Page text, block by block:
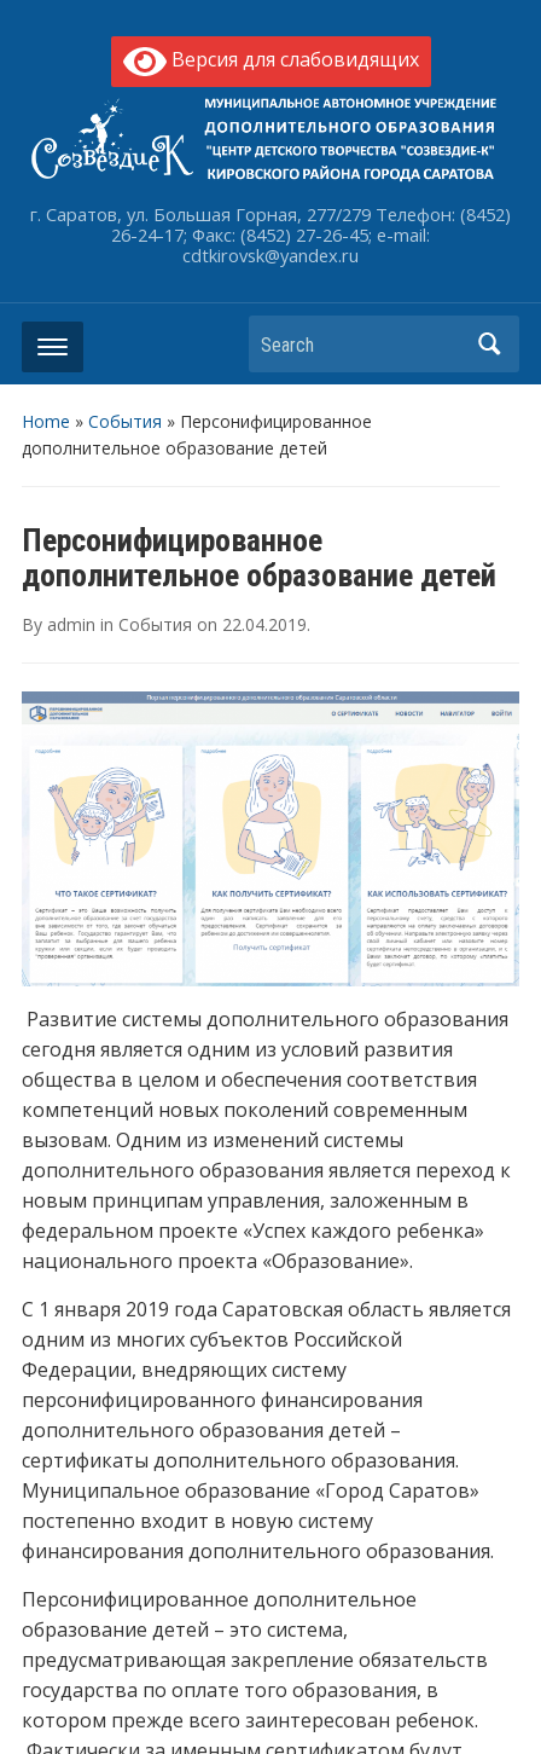
Версия для слабовидящих
г. Саратов, ул. Большая Горная, 277/279 Телефон: (8452)
26-24-17; Факс: (8452) 27-26-45; e-mail:
cdtkirovsk@yandex.ru
Search
Home » События » Персонифицированное
дополнительное образование детей
Персонифицированное
дополнительное образование детей
By admin in События on 22.04.2019.
Развитие системы дополнительного образования
сегодня является одним из условий развития
общества в целом и обеспечения соответствия
компетенций новых поколений современным
вызовам. Одним из изменений системы
дополнительного образования является переход к
новым принципам управления, заложенным в
федеральном проекте «Успех каждого ребенка»
национального проекта «Образование».
С 1 января 2019 года Саратовская область является
одним из многих субъектов Российской
Федерации, внедряющих систему
персонифицированного финансирования
дополнительного образования детей –
сертификаты дополнительного образования.
Муниципальное образование «Город Саратов»
постепенно входит в новую систему
финансирования дополнительного образования.
Персонифицированное дополнительное
образование детей – это система,
предусматривающая закрепление обязательств
государства по оплате того образования, в
котором прежде всего заинтересован ребенок.